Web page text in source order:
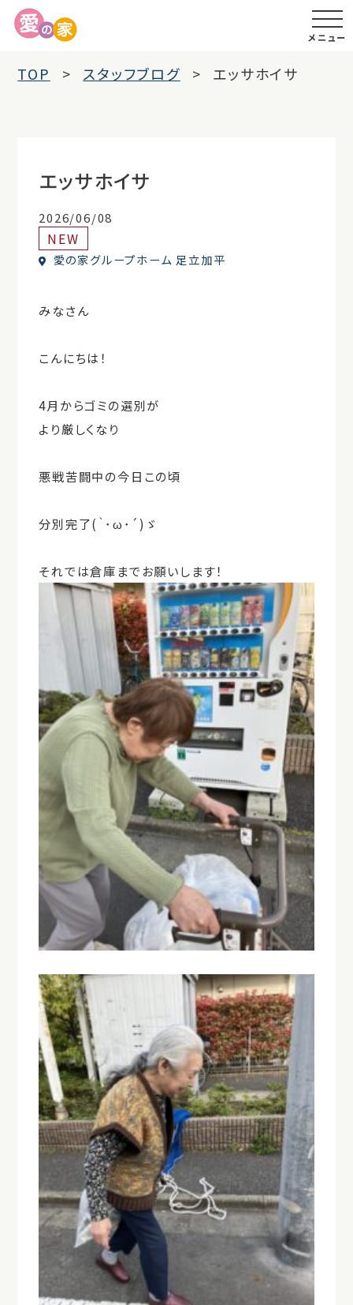
メニュー
TOP スタッフブログ エッサホイサ
エッサホイサ
2026/06/08
NEW
愛の家グループホーム 足立加平
みなさん
こんにちは！
4月からゴミの選別が
より厳しくなり
悪戦苦闘中の今日この頃
分別完了(｀･ω･´)ゞ
それでは倉庫までお願いします！